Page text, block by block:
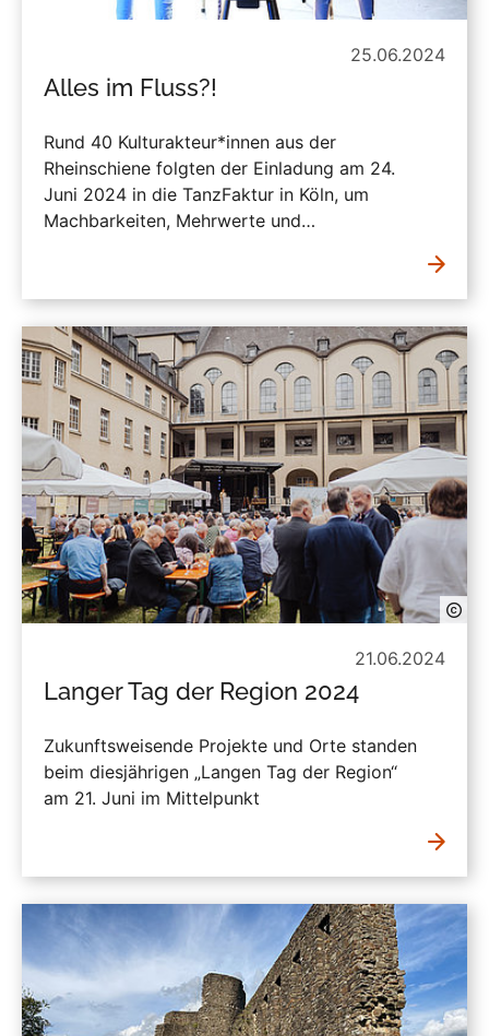
25.06.2024
Alles im Fluss?!
Rund 40 Kulturakteur*innen aus der
Rheinschiene folgten der Einladung am 24.
Juni 2024 in die TanzFaktur in Köln, um
Machbarkeiten, Mehrwerte und…
21.06.2024
Langer Tag der Region 2024
Zukunftsweisende Projekte und Orte standen
beim diesjährigen „Langen Tag der Region“
am 21. Juni im Mittelpunkt